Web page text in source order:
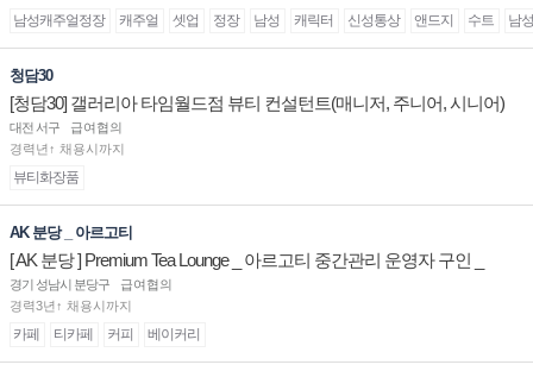
남성캐주얼정장 캐주얼 셋업 정장 남성 캐릭터 신성통상 앤드지 수트 남
청담30
[청담30] 갤러리아 타임월드점 뷰티 컨설턴트(매니저, 주니어, 시니어)
채용
대전 서구
급여협의
경력년↑ 채용시까지
뷰티화장품
AK 분당 _ 아르고티
[ AK 분당 ] Premium Tea Lounge _ 아르고티 중간관리 운영자 구인 _
경기 성남시 분당구
급여협의
경력3년↑ 채용시까지
카페 티카페 커피 베이커리